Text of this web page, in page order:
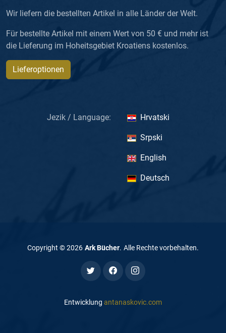
Wir liefern die bestellten Artikel in alle Länder der Welt.
Für bestellte Artikel mit einem Wert von 50 € und mehr ist
die Lieferung im Hoheitsgebiet Kroatiens kostenlos.
Lieferoptionen
Jezik / Language: Hrvatski
Srpski
English
Deutsch
Copyright ©2026 Ark Bücher. Alle Rechte vorbehalten.
Entwicklung antanaskovic.com